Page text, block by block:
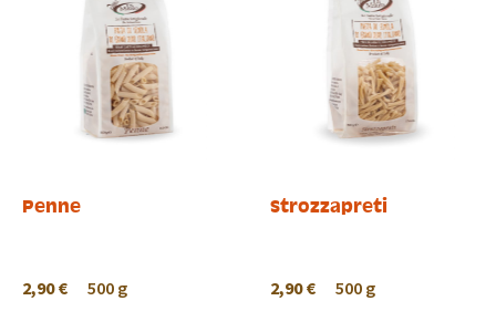
Penne
2,90 € 500 g
Strozzapreti
2,90 € 500 g